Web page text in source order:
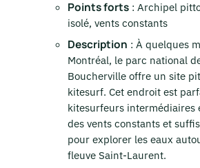
Points forts : Archipel
isolé, vents constants
Description : À quelques
Montréal, le parc national
Boucherville offre un site
kitesurf. Cet endroit est
kitesurfeurs intermédiaires
des vents constants et
pour explorer les eaux
fleuve Saint-Laurent.